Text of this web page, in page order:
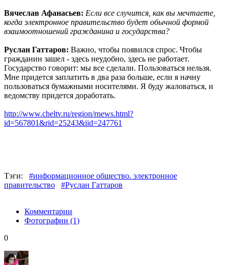
Вячеслав Афанасьев: Если все случится, как вы мечтаете,
когда электронное правительство будет обычной формой
взаимоотношений гражданина и государства?
Руслан Гаттаров: Важно, чтобы появился спрос. Чтобы
гражданин зашел - здесь неудобно, здесь не работает.
Государство говорит: мы все сделали. Пользоваться нельзя.
Мне придется заплатить в два раза больше, если я начну
пользоваться бумажными носителями. Я буду жаловаться, и
ведомству придется доработать.
http://www.cheltv.ru/region/rnews.html?
id=567801&rid=25243&iid=247761
Тэги: #информационное общество. электронное
правительство
#Руслан Гаттаров
Комментарии
Фотографии (1)
0